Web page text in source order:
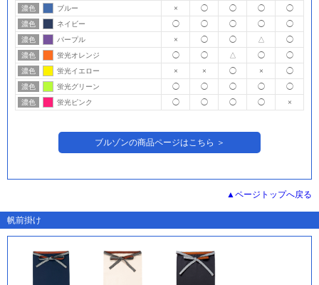
濃色
ブルー × ◯ ◯ ◯
◯
濃色
ネイビー ◯ ◯ ◯ ◯
◯
濃色
パープル × ◯ ◯ △
◯
濃色
蛍光オレンジ ◯ ◯ △ ◯
◯
濃色
蛍光イエロー × × ◯ ×
◯
濃色
蛍光グリーン ◯ ◯ ◯ ◯
◯
濃色
蛍光ピンク ◯ ◯ ◯ ◯ ×
ブルゾンの商品ページはこちら ＞
ページトップへ戻る
帆前掛け